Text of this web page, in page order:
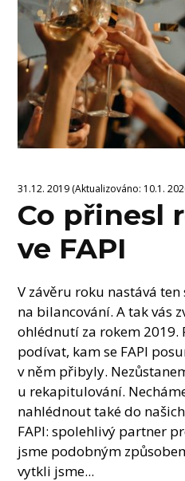
31.12. 2019 (Aktualizováno: 10.1.
Co přinesl
ve FAPI
V závěru roku nastává ten
na bilancování. A tak vás
ohlédnutí za rokem 2019.
podívat, kam se FAPI
v něm přibyly.
u rekapitulování.
nahlédnout také do
FAPI: spolehlivý partner
jsme podobným
vytkli jsme...